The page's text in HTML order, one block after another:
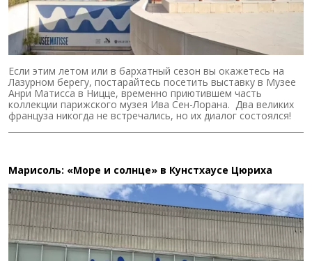
Если этим летом или в бархатный сезон вы окажетесь на
Лазурном берегу, постарайтесь посетить выставку в Музее
Анри Матисса в Ницце, временно приютившем часть
коллекции парижского музея Ива Сен-Лорана. Два великих
француза никогда не встречались, но их диалог состоялся!
Марисоль: «Море и солнце» в Кунстхаусе Цюриха